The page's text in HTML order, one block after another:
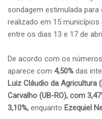
sondagem estimulada
realizado em 15
entre os dias 13 e 17 de
De acordo com os
aparece com 4,50% das
Luiz Cláudio da Agricultura
Carvalho (UB-RO), com
3,10%, enquanto Ezequiel